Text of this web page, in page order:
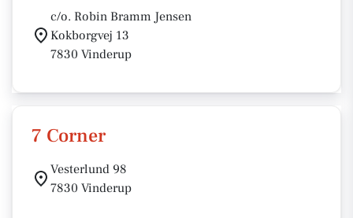
c/o. Robin Bramm Jensen
Kokborgvej 13
7830 Vinderup
7 Corner
Vesterlund 98
7830 Vinderup